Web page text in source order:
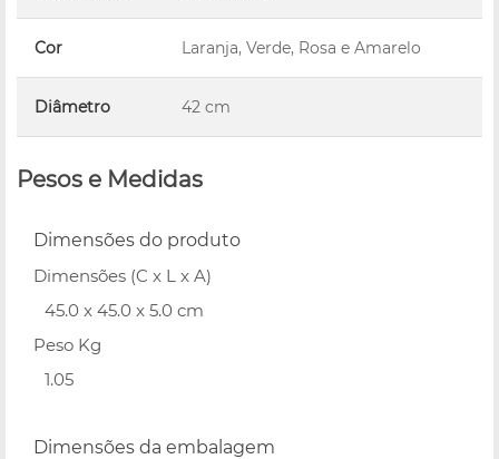
Cor Laranja, Verde, Rosa e Amarelo
Diâmetro 42 cm
Pesos e Medidas
Dimensões do produto
Dimensões (C x L x A)
45.0 x 45.0 x 5.0 cm
Peso Kg
1.05
Dimensões da embalagem